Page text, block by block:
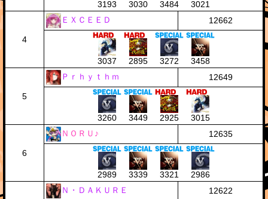
3193 3030 3484 3021
4
ＥＸＣＥＥＤ 12662
3037 2895 3272 3458
5
Ｐｒｈｙｔｈｍ 12649
3260 3449 2925 3015
6
ＮＯＲＵ♪ 12635
2989 3339 3321 2986
Ｎ・ＤＡＫＵＲＥ 12622